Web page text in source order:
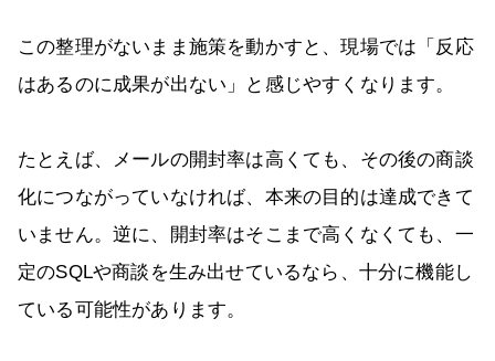
この整理がないまま施策を動かすと、現場では「反応
はあるのに成果が出ない」と感じやすくなります。
たとえば、メールの開封率は高くても、その後の商談
化につながっていなければ、本来の目的は達成できて
いません。逆に、開封率はそこまで高くなくても、一
定のSQLや商談を生み出せているなら、十分に機能し
ている可能性があります。